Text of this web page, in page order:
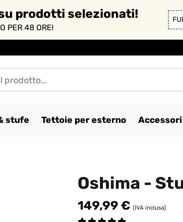
prodotti selezionati!
PER 48 ORE!
stufe Tettoie per esterno
Oshima -
149,99 € (IVA inclusa)